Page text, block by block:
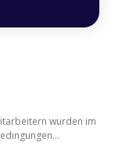
wurden im